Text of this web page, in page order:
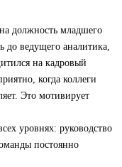
должность младшего
до ведущего аналитика,
на кадровый
когда коллеги
Это мотивирует
уровнях: руководство
постоянно